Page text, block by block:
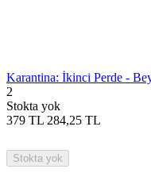
Karantina: İkinci Perde -
2
Stokta yok
379 TL 284,25 TL
Stokta yok